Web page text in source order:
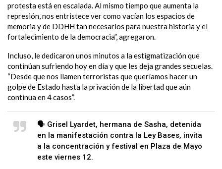
protesta está en escalada. Al mismo tiempo que aumenta la
represión, nos entristece ver como vacían los espacios de
memoria y de DDHH tan necesarios para nuestra historia y el
fortalecimiento de la democracia”, agregaron.
Incluso, le dedicaron unos minutos a la estigmatización que
continúan sufriendo hoy en día y que les deja grandes secuelas.
“Desde que nos llamen terroristas que queríamos hacer un
golpe de Estado hasta la privación de la libertad que aún
continua en 4 casos”.
🗣️ Grisel Lyardet, hermana de Sasha, detenida
en la manifestación contra la Ley Bases, invita
a la concentración y festival en Plaza de Mayo
este viernes 12.